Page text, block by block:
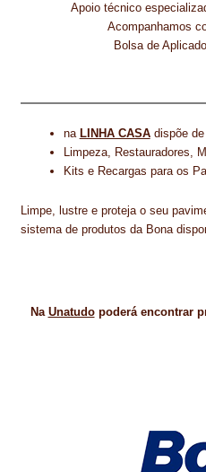
Apoio técnico
Acompanhamos
Bolsa de
na LINHA CASAdispõe de
Limpeza, Restauradores,
Kits e Recargas para os
Limpe, lustre e proteja o seu
sistema de produtos da Bona
Na Unatudopoderá encontrar